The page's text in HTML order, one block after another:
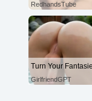
RedhandsTube
GirlfriendGPT